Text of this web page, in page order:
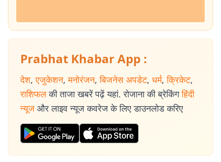
Prabhat Khabar App :
देश, एजुकेशन, मनोरंजन, बिजनेस अपडेट, धर्म, क्रिकेट,
राशिफल की ताजा खबरें पढ़ें यहां. रोजाना की ब्रेकिंग हिंदी
न्यूज और लाइव न्यूज कवरेज के लिए डाउनलोड करिए